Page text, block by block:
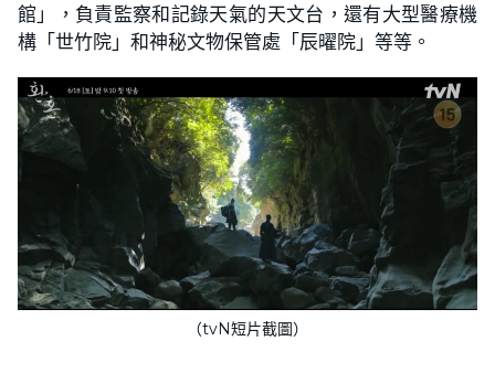
館」，負責監察和記錄天氣的天文台，還有大型醫療機
構「世竹院」和神秘文物保管處「辰曜院」等等。
（tvN短片截圖）